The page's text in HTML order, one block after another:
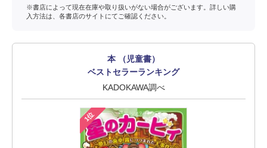
※書店によって現在在庫や取り扱いがない場合がございます。詳しい購
入方法は、各書店のサイトにてご確認ください。
本 （児童書）
ベストセラーランキング
KADOKAWA調べ
1位